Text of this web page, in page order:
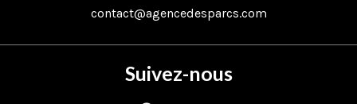
contact@agencedesparcs.com
Suivez-nous